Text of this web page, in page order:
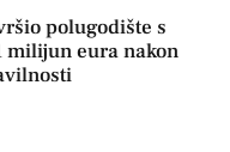
polugodište s
milijun eura nakon